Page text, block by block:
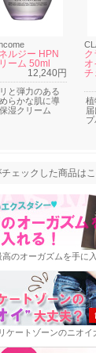
ルジー HPN
ーム 50ml
12,240円
と弾力のある
らかな肌に導
湿クリーム
ク
オ
チ
植
ェックした商品
ェックした商品はこ
高のオーガズムを手に
ケートゾーンのニオイ